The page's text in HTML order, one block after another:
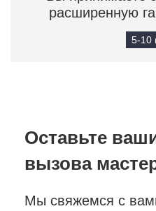
расширенную
5-10
Оставьте
вызова
Мы свяжемся с